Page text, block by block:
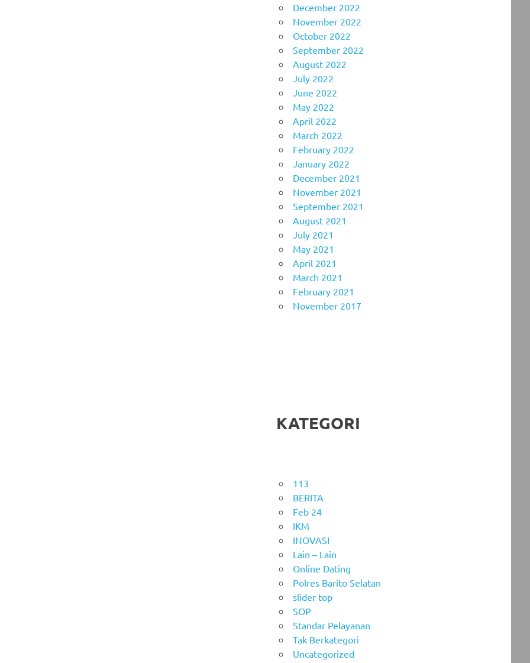
December 2022
November 2022
October 2022
September 2022
August 2022
July 2022
June 2022
May 2022
April 2022
March 2022
February 2022
January 2022
December 2021
November 2021
September 2021
August 2021
July 2021
May 2021
April 2021
March 2021
February 2021
November 2017
KATEGORI
113
BERITA
Feb 24
IKM
INOVASI
Lain – Lain
Online Dating
Polres Barito Selatan
slider top
SOP
Standar Pelayanan
Tak Berkategori
Uncategorized